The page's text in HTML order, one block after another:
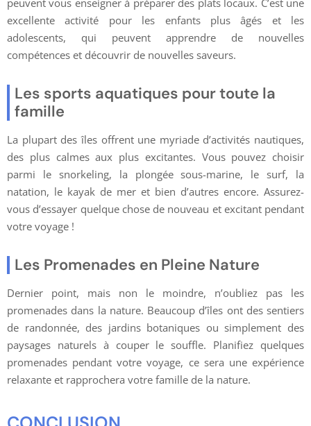
excellente activité pour les enfants plus âgés et les
adolescents, qui peuvent apprendre de nouvelles
compétences et découvrir de nouvelles saveurs.
Les sports aquatiques pour toute la
famille
La plupart des îles offrent une myriade d’activités nautiques,
des plus calmes aux plus excitantes. Vous pouvez choisir
parmi le snorkeling, la plongée sous-marine, le surf, la
natation, le kayak de mer et bien d’autres encore. Assurez-
vous d’essayer quelque chose de nouveau et excitant pendant
votre voyage !
Les Promenades en Pleine Nature
Dernier point, mais non le moindre, n’oubliez pas les
promenades dans la nature. Beaucoup d’îles ont des sentiers
de randonnée, des jardins botaniques ou simplement des
paysages naturels à couper le souffle. Planifiez quelques
promenades pendant votre voyage, ce sera une expérience
relaxante et rapprochera votre famille de la nature.